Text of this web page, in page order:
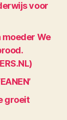
voor
moeder We
groeit